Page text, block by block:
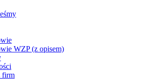
WZP (z opisem)
firm